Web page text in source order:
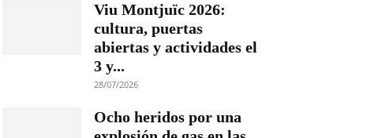
Viu Montjuïc 2026:
cultura, puertas
abiertas y actividades el
3 y...
28/07/2026
Ocho heridos por una